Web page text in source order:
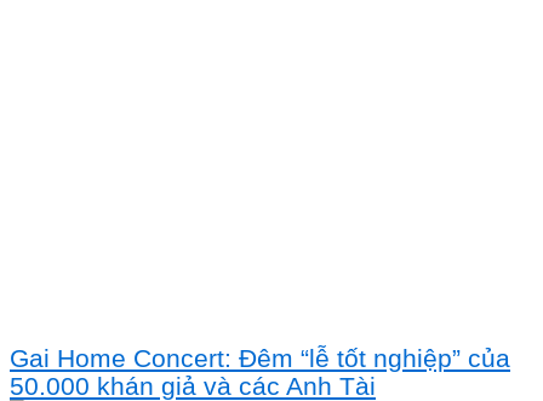
Gai Home Concert: Đêm “lễ tốt nghiệp” của
50.000 khán giả và các Anh Tài